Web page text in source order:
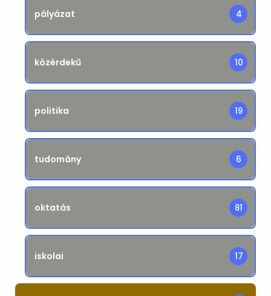
pályázat 4
közérdekű 10
politika 19
tudomány 6
oktatás 81
iskolai 17